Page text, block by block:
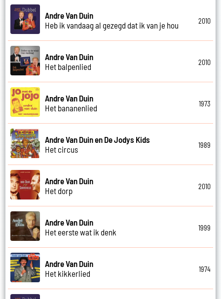
Andre Van Duin
Heb ik vandaag al gezegd dat ik van je hou
2010
Andre Van Duin
Het balpenlied
2010
Andre Van Duin
Het bananenlied
1973
Andre Van Duin en De Jodys Kids
Het circus
1989
Andre Van Duin
Het dorp
2010
Andre Van Duin
Het eerste wat ik denk
1999
Andre Van Duin
Het kikkerlied
1974